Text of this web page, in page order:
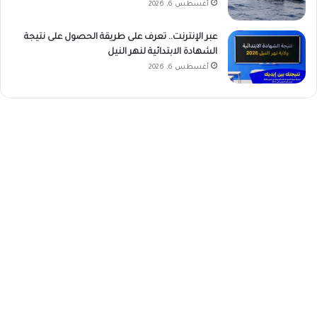
أغسطس 6, 2026
عبر الإنترنت.. تعرف على طريقة الحصول على نتيجة
الشهادة الابتدائية لنهر النيل
أغسطس 6, 2026